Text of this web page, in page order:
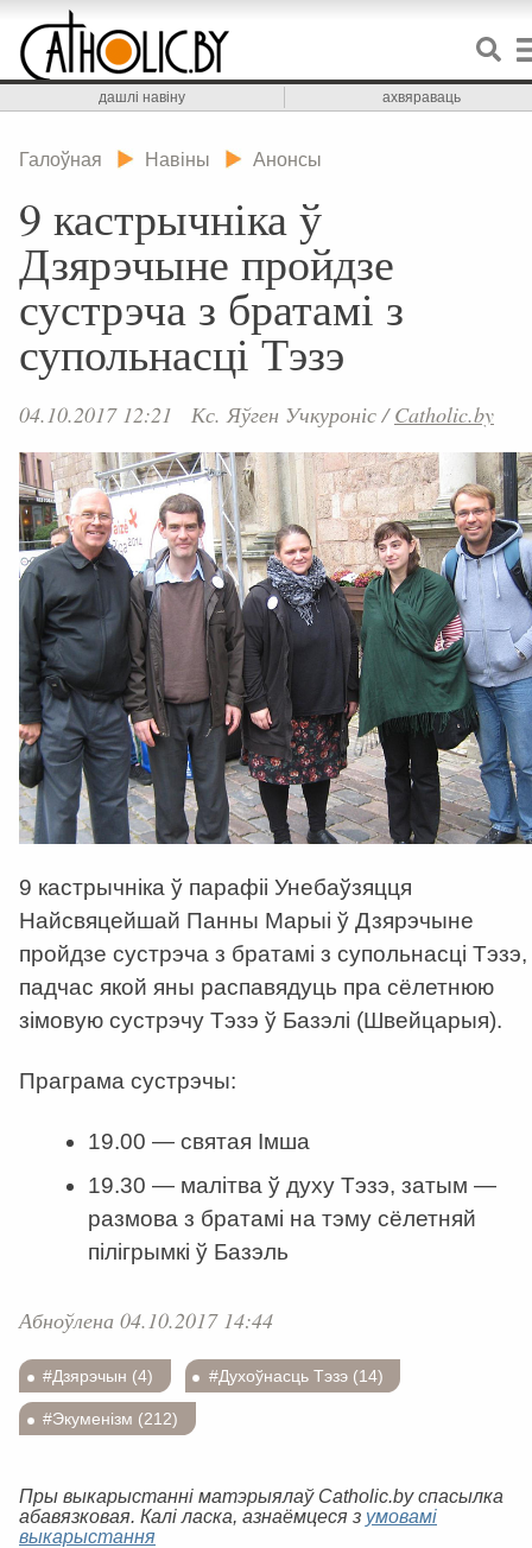
дашлі навіну ахвяраваць
Галоўная Навіны Анонсы
9 кастрычніка ў
Дзярэчыне пройдзе
сустрэча з братамі з
супольнасці Тэзэ
04.10.2017 12:21 Кс. Яўген Учкуроніс/Catholic.by
9 кастрычніка ў парафіі Унебаўзяцця
Найсвяцейшай Панны Марыі ў Дзярэчыне
пройдзе сустрэча з братамі з супольнасці Тэзэ,
падчас якой яны распавядуць пра сёлетнюю
зімовую сустрэчу Тэзэ ў Базэлі (Швейцарыя).
Праграма сустрэчы:
19.00 — святая Імша
19.30 — малітва ў духу Тэзэ, затым —
размова з братамі на тэму сёлетняй
пілігрымкі ў Базэль
Абноўлена 04.10.2017 14:44
#Дзярэчын (4) #Духоўнасць Тэзэ (14)
#Экуменізм (212)
Пры выкарыстанні матэрыялаў Catholic.by спасылка
абавязковая. Калі ласка, азнаёмцеся з умовамі
выкарыстання